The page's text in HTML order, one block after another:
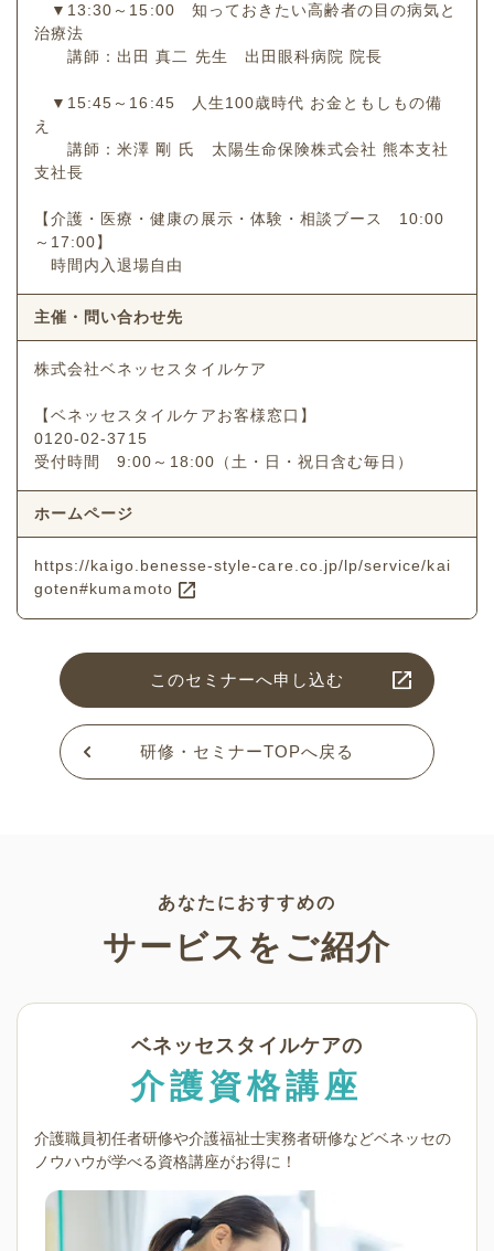
▼13:30～15:00 知っておきたい高齢者の目の病気と
治療法
講師：出田 真二 先生 出田眼科病院 院長
▼15:45～16:45 人生100歳時代 お金ともしもの備
え
講師：米澤 剛 氏 太陽生命保険株式会社 熊本支社
支社長
【介護・医療・健康の展示・体験・相談ブース 10:00
～17:00】
時間内入退場自由
主催・問い合わせ先
株式会社ベネッセスタイルケア
【ベネッセスタイルケアお客様窓口】
0120-02-3715
受付時間 9:00～18:00（土・日・祝日含む毎日）
ホームページ
https://kaigo.benesse-style-care.co.jp/lp/service/kai
goten#kumamoto
このセミナーへ申し込む
研修・セミナーTOPへ戻る
あなたにおすすめの
サービスをご紹介
ベネッセスタイルケアの
介護資格講座
介護職員初任者研修や介護福祉士実務者研修などベネッセの
ノウハウが学べる資格講座がお得に！